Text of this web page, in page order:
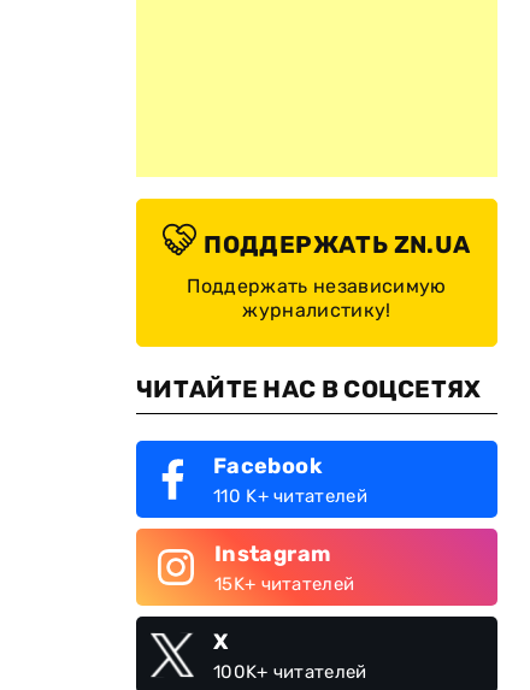
ПОДДЕРЖАТЬ ZN.UA
Поддержать независимую
журналистику!
ЧИТАЙТЕ НАС В СОЦСЕТЯХ
Facebook
110 K+ читателей
Instagram
15K+ читателей
X
100K+ читателей